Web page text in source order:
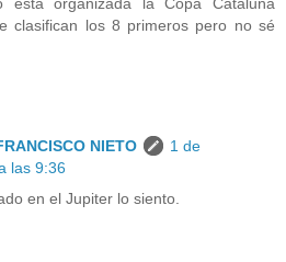
clasifican los 8 primeros pero no sé
NIETO
1 de
las 9:36
en el Jupiter lo siento.